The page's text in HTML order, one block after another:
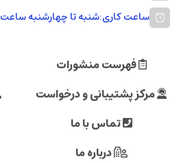
ساعت کاری:شنبه تا چهارشنبه ساعت ۸ الی ۱۸
فهرست منشورات
مرکز پشتیبانی و درخواست
تماس با ما
درباره ما